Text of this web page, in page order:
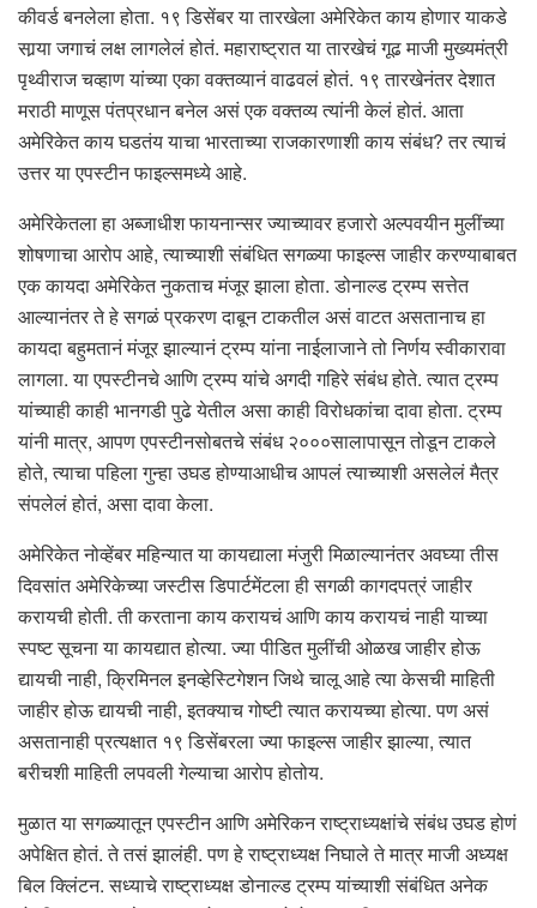
कीवर्ड बनलेला होता. १९ डिसेंबर या तारखेला अमेरिकेत काय होणार याकडे
सार्‍या जगाचं लक्ष लागलेलं होतं. महाराष्ट्रात या तारखेचं गूढ माजी मुख्यमंत्री
पृथ्वीराज चव्हाण यांच्या एका वक्तव्यानं वाढवलं होतं. १९ तारखेनंतर देशात
मराठी माणूस पंतप्रधान बनेल असं एक वक्तव्य त्यांनी केलं होतं. आता
अमेरिकेत काय घडतंय याचा भारताच्या राजकारणाशी काय संबंध? तर त्याचं
उत्तर या एपस्टीन फाइल्समध्ये आहे.
अमेरिकेतला हा अब्जाधीश फायनान्सर ज्याच्यावर हजारो अल्पवयीन मुलींच्या
शोषणाचा आरोप आहे, त्याच्याशी संबंधित सगळ्या फाइल्स जाहीर करण्याबाबत
एक कायदा अमेरिकेत नुकताच मंजूर झाला होता. डोनाल्ड ट्रम्प सत्तेत
आल्यानंतर ते हे सगळं प्रकरण दाबून टाकतील असं वाटत असतानाच हा
कायदा बहुमतानं मंजूर झाल्यानं ट्रम्प यांना नाईलाजाने तो निर्णय स्वीकारावा
लागला. या एपस्टीनचे आणि ट्रम्प यांचे अगदी गहिरे संबंध होते. त्यात ट्रम्प
यांच्याही काही भानगडी पुढे येतील असा काही विरोधकांचा दावा होता. ट्रम्प
यांनी मात्र, आपण एपस्टीनसोबतचे संबंध २०००सालापासून तोडून टाकले
होते, त्याचा पहिला गुन्हा उघड होण्याआधीच आपलं त्याच्याशी असलेलं मैत्र
संपलेलं होतं, असा दावा केला.
अमेरिकेत नोव्हेंबर महिन्यात या कायद्याला मंजुरी मिळाल्यानंतर अवघ्या तीस
दिवसांत अमेरिकेच्या जस्टीस डिपार्टमेंटला ही सगळी कागदपत्रं जाहीर
करायची होती. ती करताना काय करायचं आणि काय करायचं नाही याच्या
स्पष्ट सूचना या कायद्यात होत्या. ज्या पीडित मुलींची ओळख जाहीर होऊ
द्यायची नाही, क्रिमिनल इनव्हेस्टिगेशन जिथे चालू आहे त्या केसची माहिती
जाहीर होऊ द्यायची नाही, इतक्याच गोष्टी त्यात करायच्या होत्या. पण असं
असतानाही प्रत्यक्षात १९ डिसेंबरला ज्या फाइल्स जाहीर झाल्या, त्यात
बरीचशी माहिती लपवली गेल्याचा आरोप होतोय.
मुळात या सगळ्यातून एपस्टीन आणि अमेरिकन राष्ट्राध्यक्षांचे संबंध उघड होणं
अपेक्षित होतं. ते तसं झालंही. पण हे राष्ट्राध्यक्ष निघाले ते मात्र माजी अध्यक्ष
बिल क्लिंटन. सध्याचे राष्ट्राध्यक्ष डोनाल्ड ट्रम्प यांच्याशी संबंधित अनेक